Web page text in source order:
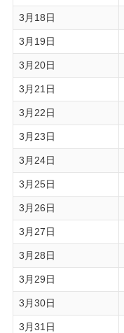
3月18日
3月19日
3月20日
3月21日
3月22日
3月23日
3月24日
3月25日
3月26日
3月27日
3月28日
3月29日
3月30日
3月31日